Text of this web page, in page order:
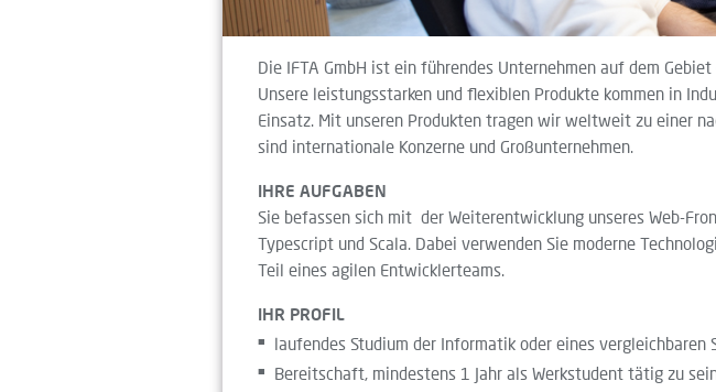
Die IFTA GmbH ist ein führendes Unternehmen auf dem
Unsere leistungsstarken und flexiblen Produkte kommen in
Einsatz. Mit unseren Produkten tragen wir weltweit zu einer
sind internationale Konzerne und Großunternehmen.
IHRE AUFGABEN
Sie befassen sich mit der Weiterentwicklung unseres Web-
Typescript und Scala. Dabei verwenden Sie moderne
Teil eines agilen Entwicklerteams.
IHR PROFIL
laufendes Studium der Informatik oder eines vergleichbaren
Bereitschaft, mindestens 1 Jahr als Werkstudent tätig zu